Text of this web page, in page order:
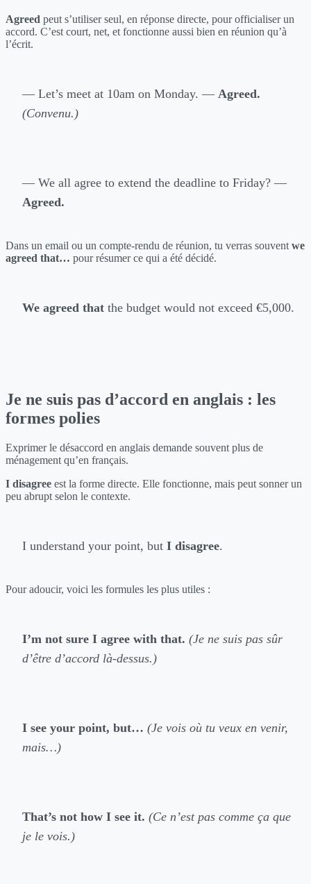
Agreed peut s’utiliser seul, en réponse directe, pour officialiser un
accord. C’est court, net, et fonctionne aussi bien en réunion qu’à
l’écrit.
— Let’s meet at 10am on Monday. — Agreed.
(Convenu.)
— We all agree to extend the deadline to Friday? —
Agreed.
Dans un email ou un compte-rendu de réunion, tu verras souvent we
agreed that… pour résumer ce qui a été décidé.
We agreed that the budget would not exceed €5,000.
Je ne suis pas d’accord en anglais : les
formes polies
Exprimer le désaccord en anglais demande souvent plus de
ménagement qu’en français.
I disagree est la forme directe. Elle fonctionne, mais peut sonner un
peu abrupt selon le contexte.
I understand your point, but I disagree.
Pour adoucir, voici les formules les plus utiles :
I’m not sure I agree with that. (Je ne suis pas sûr
d’être d’accord là-dessus.)
I see your point, but… (Je vois où tu veux en venir,
mais…)
That’s not how I see it. (Ce n’est pas comme ça que
je le vois.)